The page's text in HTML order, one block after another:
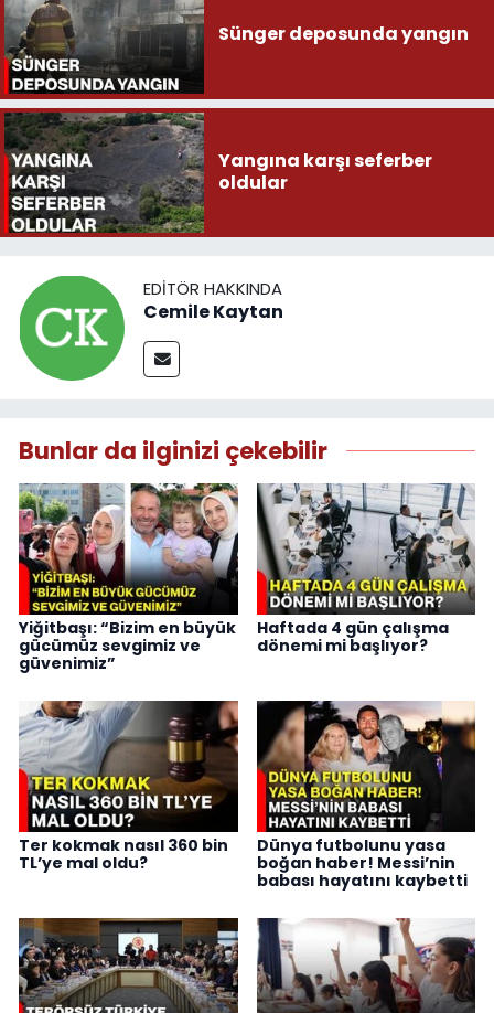
Sünger deposunda yangın
Yangına karşı seferber
oldular
EDITÖR HAKKINDA
Cemile Kaytan
Bunlar da ilginizi çekebilir
Yiğitbaşı: “Bizim en büyük
gücümüz sevgimiz ve
güvenimiz”
Haftada 4 gün çalışma
dönemi mi başlıyor?
Ter kokmak nasıl 360 bin
TL’ye mal oldu?
Dünya futbolunu yasa
boğan haber! Messi’nin
babası hayatını kaybetti